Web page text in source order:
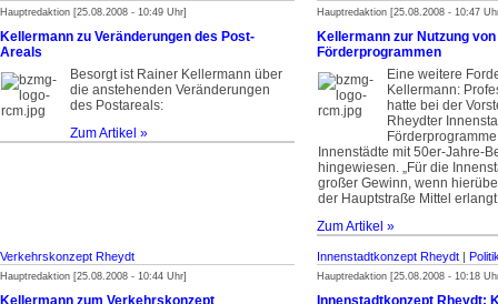
Hauptredaktion [25.08.2008 - 10:49 Uhr]
Kellermann zu Veränderungen des Post-
Areals
Besorgt ist Rainer Kellermann über
die anstehenden Veränderungen
des Postareals:
Zum Artikel »
Hauptredaktion [25.08.2008 - 10:47
Kellermann zur Nutzung von
Förderprogrammen
Eine weitere
Kellermann:
hatte bei der
Rheydter
Innenstädte mit 50er-Jahre-
hingewiesen. „Für die
großer Gewinn, wenn
der Hauptstraße Mittel
Zum Artikel »
Verkehrskonzept Rheydt
Hauptredaktion [25.08.2008 - 10:44 Uhr]
Kellermann zum Verkehrskonzept
Innenstadtkonzept Rheydt |
Hauptredaktion [25.08.2008 - 10:18
Innenstadtkonzept Rheydt: